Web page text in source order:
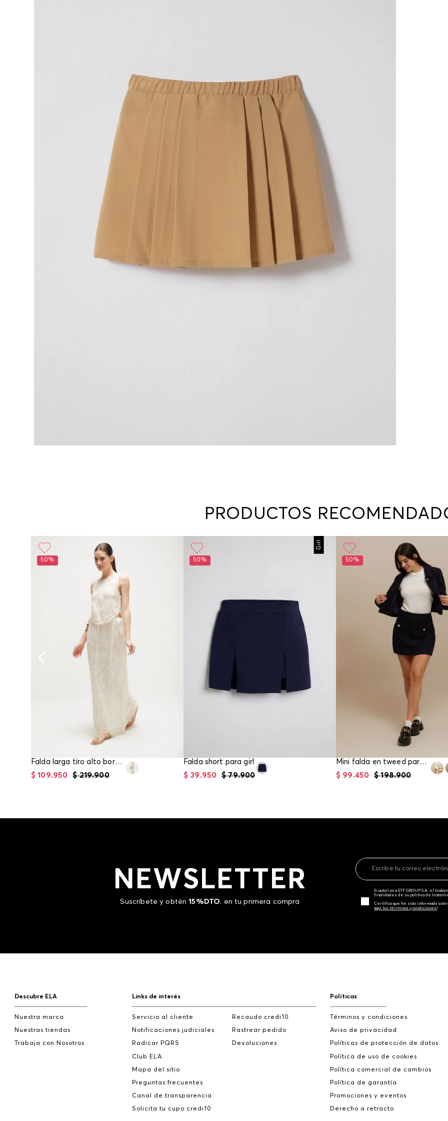
Otros:
En
PRODUCTOS
50%
Falda larga tiro alto bordada para mujer
$ 219.900
$ 109.950
Girl
50%
Falda short para girl
$ 79.900
$ 39.950
50%
Mini falda en tweed para mujer
$ 198.900
$ 99.450
NEWSLETTER
Suscríbete y obtén15%DTO. en tu primera compra
Sí autorizo a STF GROUP S.A. el
finalidades de su política de
Certifico que he sido informado
aquí los términos y condiciones)
Descubre ELA
Nuestra marca
Nuestras tiendas
Trabaja con Nosotros
Links de interés
Servicio al cliente
Notificaciones judiciales
Radicar PQRS
Club ELA
Mapa del sitio
Preguntas frecuentes
Canal de transparencia
Solicita tu cupo credi10
Recaudo credi10
Rastrear pedido
Devoluciones
Políticas
Términos y condiciones
Aviso de privacidad
Políticas de protección de datos
Política de uso de cookies
Política comercial de cambios
Política de garantía
Promociones y eventos
Derecho a retracto